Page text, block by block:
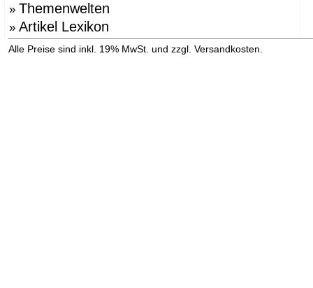
» Themenwelten
» Artikel Lexikon
Alle Preise sind inkl. 19% MwSt. und zzgl. Versandkosten.